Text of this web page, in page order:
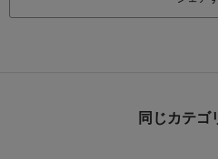
同じカテゴ